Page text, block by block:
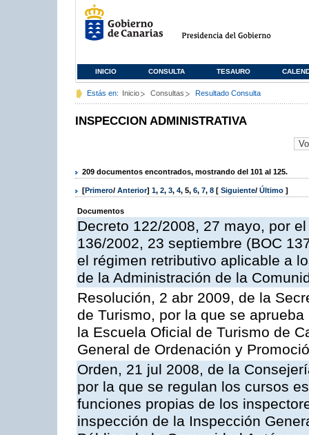
INICIO CONSULTA TESAURO
Estás en: Inicio Consultas Resultado Consulta
INSPECCION ADMINISTRATIVA
209 documentos encontrados, mostrando del 101 al 125.
[Primero/ Anterior] 1, 2, 3, 4, 5, 6, 7, 8 [ Siguiente/ Último ]
Documentos
Decreto 122/2008, 27 mayo, por
136/2002, 23 septiembre (BOC
el régimen retributivo aplicable a
de la Administración de la
Resolución, 2 abr 2009, de la
de Turismo, por la que se
la Escuela Oficial de Turismo de
General de Ordenación y
Orden, 21 jul 2008, de la
por la que se regulan los cursos
funciones propias de los
inspección de la Inspección